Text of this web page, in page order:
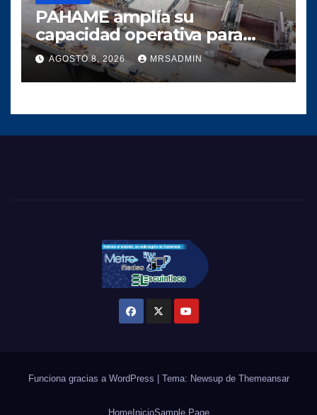
PAHAME amplía su
capacidad operativa para
responder al crecimiento del
comercio marítimo
AGOSTO 8, 2026 MRSADMIN
Funciona gracias a WordPress Tema: Newsup de Themeansar
HomeInicioSample Page